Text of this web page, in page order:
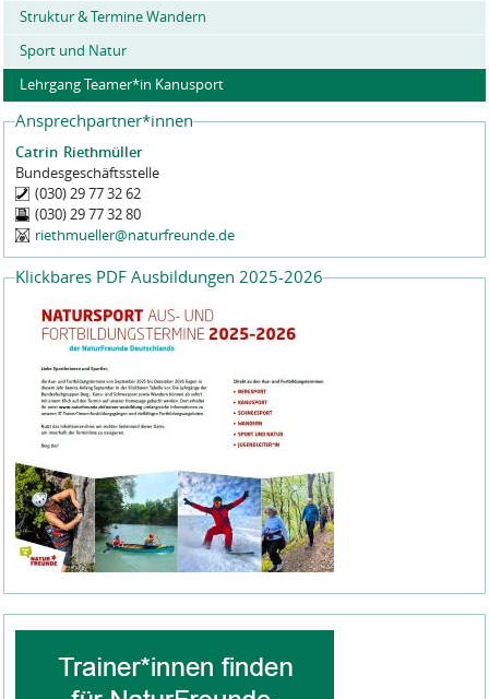
Struktur & Termine Wandern
Sport und Natur
Lehrgang Teamer*in Kanusport
Ansprechpartner*innen
Catrin Riethmüller
Bundesgeschäftsstelle
(030) 29 77 32 62
(030) 29 77 32 80
riethmueller@naturfreunde.de
Klickbares PDF Ausbildungen 2025-2026